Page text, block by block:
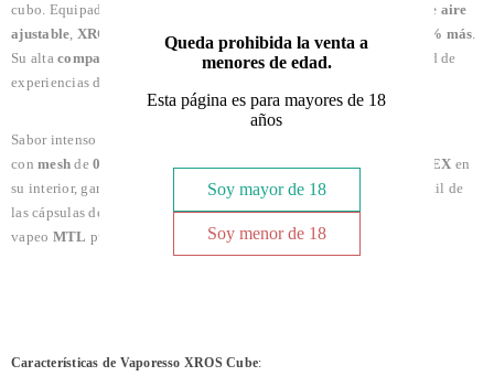
cubo. Equipado con tecnología de calentamiento
flujo de aire
ajustable, XROS CUBE garantiza un sabor preciso que dura un 50% más.
Su altacompatibilidad
con los pods XROS ofrece una gran variedad de
experiencias de vapeo.
Sabor intenso para un vapeo
conmeshde0.8Ω 1.2Ωcon tecnología de calentamiento COREX en
su interior, garantiza una precisión constante del sabor y una vida útil de
las cápsulas de
, proporcionando una experiencia de
vapeo MTL pura.
Características de Vaporesso XROS Cube:
Queda prohibida la venta a
menores de edad.
Esta página es para mayores de 18
años
Soy mayor de 18
Soy menor de 18